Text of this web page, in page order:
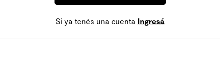
Si ya tenés una cuenta Ingresá